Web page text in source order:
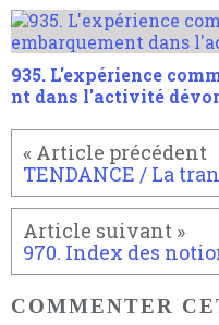
935. L'expérience
nt dans l'activité
970. Index des
COMMENTER